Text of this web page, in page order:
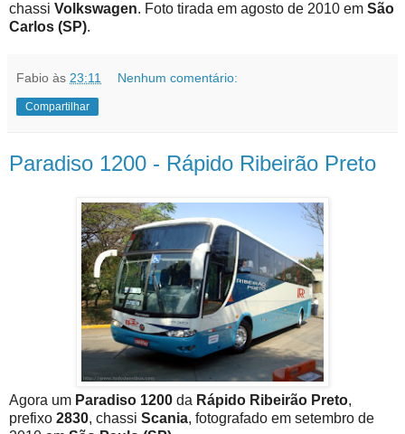
chassi Volkswagen. Foto tirada em agosto de 2010 em São
Carlos (SP).
Fabio às 23:11 Nenhum comentário:
Compartilhar
Paradiso 1200 - Rápido Ribeirão Preto
Agora um Paradiso 1200 da Rápido Ribeirão Preto,
prefixo 2830, chassi Scania, fotografado em setembro de